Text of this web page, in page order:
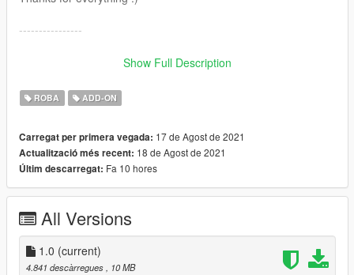
----------------
Buenas! Este pendiente sustituye :
V\x64v.rpf\models\cdimages\streamedpeds_mp.rpf\mp_f_free
mode_01
V\x64v.rpf\models\cdimages\streamedpeds_mp.rpf\mp_m_free
mode_01
Trae 25 texturas que puedes intercambiar para ponerte
Puedes colocarlo también como ropa addon.
Gracias por todo :)
Show Full Description
ROBA ADD-ON
Carregat per primera vegada: 17 de Agost de 2021
Actualització més recent: 18 de Agost de 2021
Últim descarregat: Fa 10 hores
All Versions
1.0 (current)
4.841 descàrregues
, 10 MB